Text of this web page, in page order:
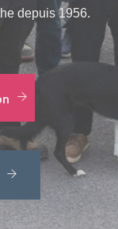
depuis 1956.